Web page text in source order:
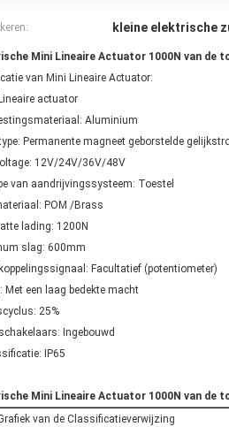
kleine elektrische
Mini Lineaire Actuator 1000N van de
van Mini Lineaire Actuator:
actuator
Aluminium
Permanente magneet geborstelde
12V/24V/36V/48V
van aandrijvingssysteem: Toestel
POM /Brass
lading: 1200N
slag: 600mm
Facultatief (potentiometer)
Met een laag bedekte macht
25%
Ingebouwd
IP65
Mini Lineaire Actuator 1000N van de
Grafiek van de Classificatieverwijzing